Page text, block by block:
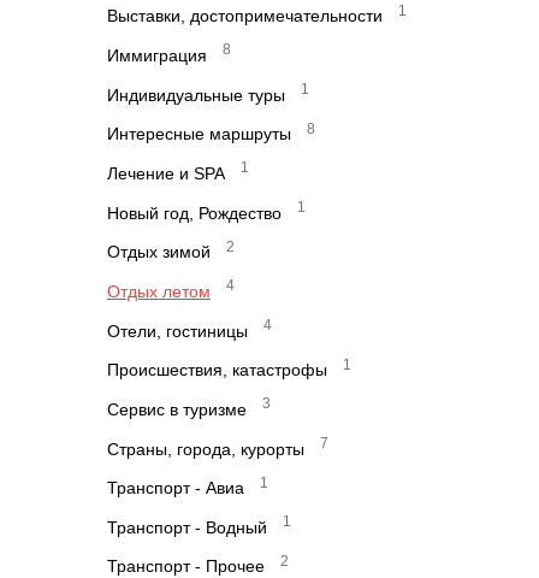
Выставки, достопримечательности 1
Иммиграция 8
Индивидуальные туры 1
Интересные маршруты 8
Лечение и SPA 1
Новый год, Рождество 1
Отдых зимой 2
Отдых летом 4
Отели, гостиницы 4
Происшествия, катастрофы 1
Сервис в туризме 3
Страны, города, курорты 7
Транспорт - Авиа 1
Транспорт - Водный 1
Транспорт - Прочее 2